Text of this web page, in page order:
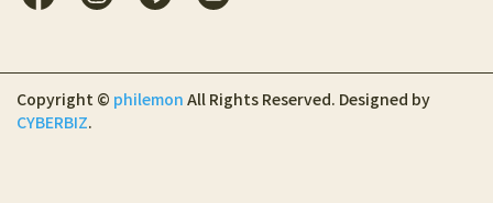
Copyright © philemon All Rights Reserved. Designed by
CYBERBIZ.